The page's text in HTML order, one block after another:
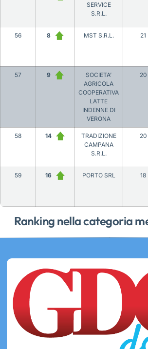
Ranking nella categoria
SERVICE
S.R.L.
56 8 MST S.R.L. 21
57 9
SOCIETA’
AGRICOLA
COOPERATIVA
LATTE
INDENNE DI
VERONA
20
58 14
TRADIZIONE
CAMPANA
S.R.L.
20
59 16 PORTO SRL 18